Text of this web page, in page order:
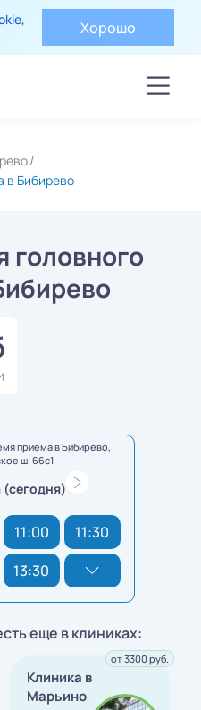
,
Хорошо
в Бибирево
головного
приёма в Бибирево,
ш. 66с1
(сегодня)
11:00
11:30
13:30
еще в клиниках:
Клиника в
Марьино
от 3300 руб.